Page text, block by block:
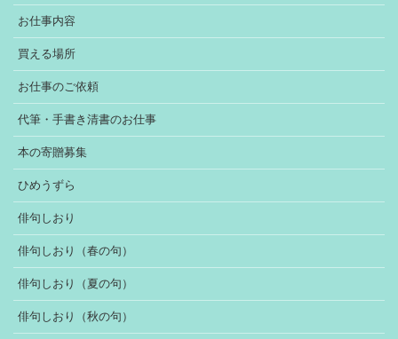
お仕事内容
買える場所
お仕事のご依頼
代筆・手書き清書のお仕事
本の寄贈募集
ひめうずら
俳句しおり
俳句しおり（春の句）
俳句しおり（夏の句）
俳句しおり（秋の句）